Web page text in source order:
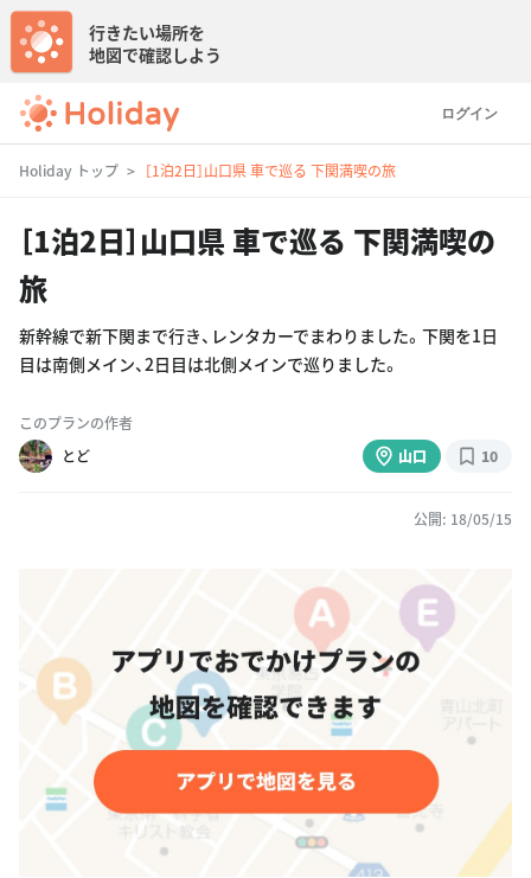
ログイン
行きたい場所を
地図で確認しよう
Holiday トップ ［1泊2日］山口県 車で巡る 下関満喫の旅
［1泊2日］山口県 車で巡る 下関満喫の
旅
新幹線で新下関まで行き、レンタカーでまわりました。下関を1日
目は南側メイン、2日目は北側メインで巡りました。
このプランの作者
とど
山口 10
公開: 18/05/15